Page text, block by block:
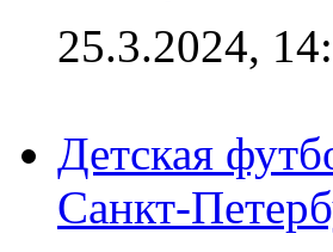
25.3.2024,
Детская
Санкт-